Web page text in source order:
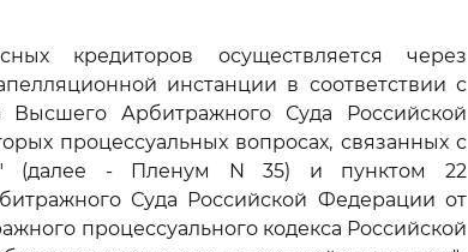
кредиторов осуществляется через
инстанции в соответствии с
Арбитражного Суда Российской
процессуальных вопросах, связанных с
(далее - Пленум N 35) и пунктом 22
Суда Российской Федерации от
процессуального кодекса Российской